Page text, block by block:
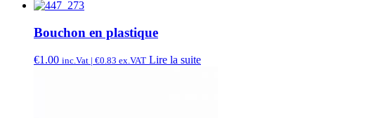
Bouchon en plastique
€1.00 inc.Vat | €0.83 ex.VAT Lire la suite